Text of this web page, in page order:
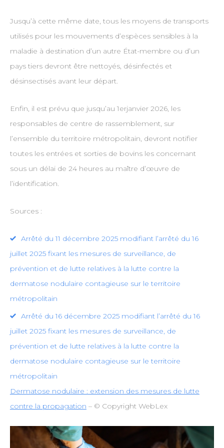
Jusqu’à cette même date, tous les moyens de transports
utilisés pour les mouvements d’espèces sensibles à la
maladie à destination d’un autre État-membre ou d’un
pays tiers devront être nettoyés, désinfectés et
désinsectisés avant leur départ.
Enfin, il est prévu que jusqu’au 1erjanvier 2026, les
responsables de centre de rassemblement, sur
l’ensemble du territoire métropolitain, devront notifier
toutes les entrées et sorties de bovins les concernant
sous un délai de 24 heures au maître d’œuvre de
l’identification.
Sources :
Arrêté du 11 décembre 2025 modifiant l’arrêté du 16
juillet 2025 fixant les mesures de surveillance, de
prévention et de lutte relatives à la lutte contre la
dermatose nodulaire contagieuse sur le territoire
métropolitain
Arrêté du 16 décembre 2025 modifiant l’arrêté du 16
juillet 2025 fixant les mesures de surveillance, de
prévention et de lutte relatives à la lutte contre la
dermatose nodulaire contagieuse sur le territoire
métropolitain
Dermatose nodulaire : extension des mesures de lutte
contre la propagation – © Copyright WebLex